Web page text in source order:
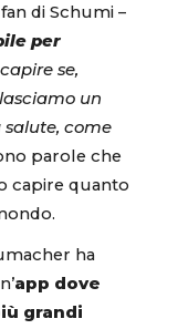
di Schumi –
per
se,
un
come
parole che
capire quanto
ha
app dove
grandi